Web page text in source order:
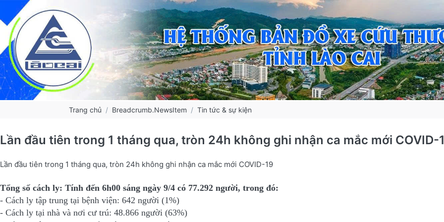
Trang chủ Breadcrumb.NewsItem Tin tức & sự kiện
Lần đầu tiên trong 1 tháng qua, tròn 24h không ghi nhận ca mắc mới COVID-
Lần đầu tiên trong 1 tháng qua, tròn 24h không ghi nhận ca mắc mới COVID-19
Tổng số cách ly: Tính đến 6h00 sáng ngày 9/4 có 77.292 người, trong đó:
- Cách ly tập trung tại bệnh viện: 642 người (1%)
- Cách ly tại nhà và nơi cư trú: 48.866 người (63%)